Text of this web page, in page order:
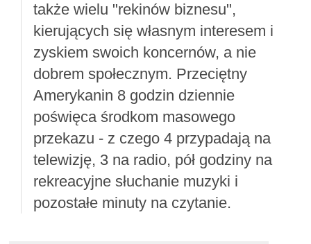
także wielu "rekinów biznesu",
kierujących się własnym interesem i
zyskiem swoich koncernów, a nie
dobrem społecznym. Przeciętny
Amerykanin 8 godzin dziennie
poświęca środkom masowego
przekazu - z czego 4 przypadają na
telewizję, 3 na radio, pół godziny na
rekreacyjne słuchanie muzyki i
pozostałe minuty na czytanie.